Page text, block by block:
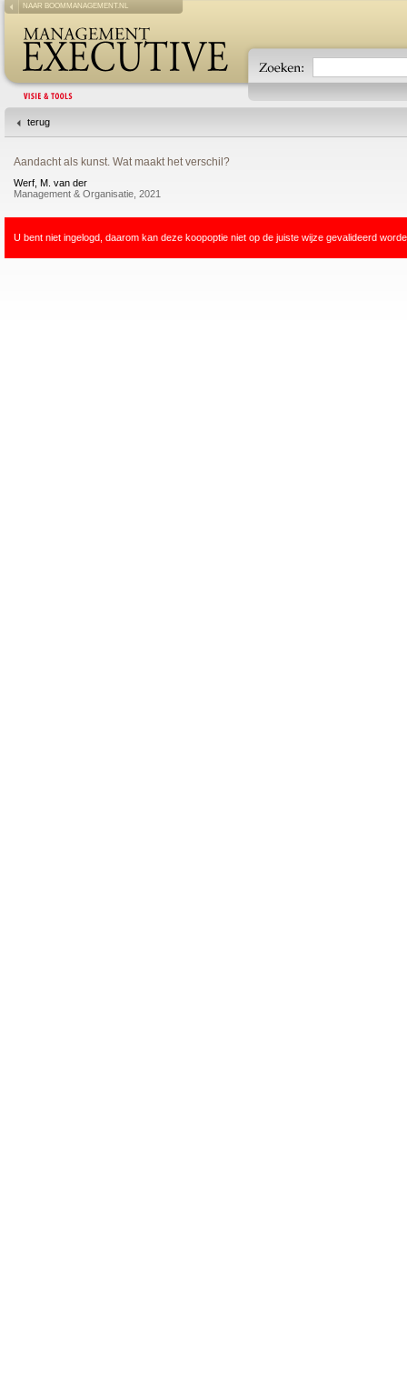
NAAR BOOMMANAGEMENT.NL
terug
Aandacht als kunst. Wat maakt het verschil?
Werf, M. van der
Management & Organisatie, 2021
U bent niet ingelogd, daarom kan deze koopoptie niet op de juiste wijze gevalideerd